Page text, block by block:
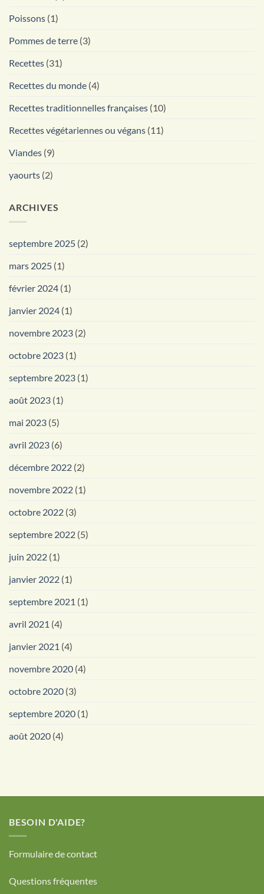
Poissons (1)
Pommes de terre (3)
Recettes (31)
Recettes du monde (4)
Recettes traditionnelles françaises (10)
Recettes végétariennes ou végans (11)
Viandes (9)
yaourts (2)
ARCHIVES
septembre 2025 (2)
mars 2025 (1)
février 2024 (1)
janvier 2024 (1)
novembre 2023 (2)
octobre 2023 (1)
septembre 2023 (1)
août 2023 (1)
mai 2023 (5)
avril 2023 (6)
décembre 2022 (2)
novembre 2022 (1)
octobre 2022 (3)
septembre 2022 (5)
juin 2022 (1)
janvier 2022 (1)
septembre 2021 (1)
avril 2021 (4)
janvier 2021 (4)
novembre 2020 (4)
octobre 2020 (3)
septembre 2020 (1)
août 2020 (4)
BESOIN D'AIDE?
Formulaire de contact
Questions fréquentes